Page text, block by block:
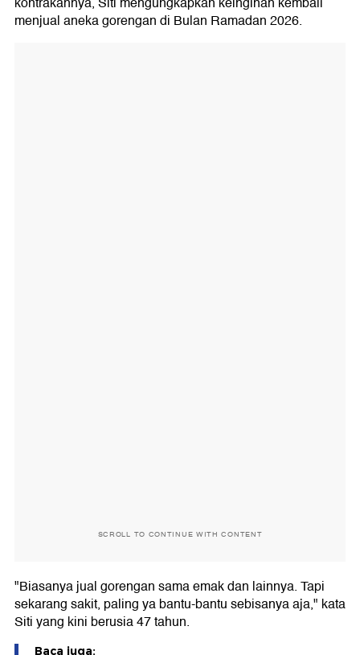
menjual aneka gorengan di Bulan Ramadan 2026.
SCROLL TO CONTINUE WITH CONTENT
"Biasanya jual gorengan sama emak dan lainnya. Tapi
sekarang sakit, paling ya bantu-bantu sebisanya aja," kata
Siti yang kini berusia 47 tahun.
Baca juga: